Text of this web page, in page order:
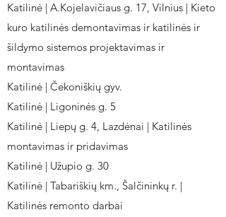
Katilinė | A.Kojelavičiaus g. 17, Vilnius | Kieto
kuro katilinės demontavimas ir katilinės ir
šildymo sistemos projektavimas ir
montavimas
Katilinė | Čekoniškių gyv.
Katilinė | Ligoninės g. 5
Katilinė | Liepų g. 4, Lazdėnai | Katilinės
montavimas ir pridavimas
Katilinė | Užupio g. 30
Katilinė | Tabariškių km., Šalčininkų r. |
Katilinės remonto darbai